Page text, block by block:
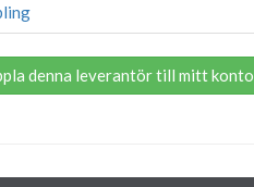
denna leverantör till mitt konto